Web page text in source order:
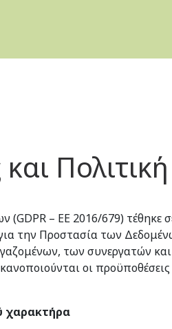
– ΕΕ 2016/679) τέθηκε
την Προστασία των
των συνεργατών
οι
χαρακτήρα